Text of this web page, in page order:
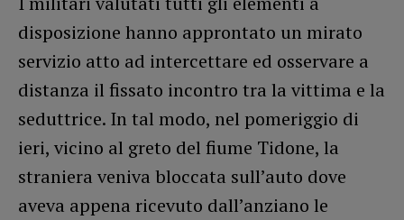
disposizione hanno approntato un mirato
servizio atto ad intercettare ed osservare a
distanza il fissato incontro tra la vittima e la
seduttrice. In tal modo, nel pomeriggio di
ieri, vicino al greto del fiume Tidone, la
straniera veniva bloccata sull’auto dove
aveva appena ricevuto dall’anziano le